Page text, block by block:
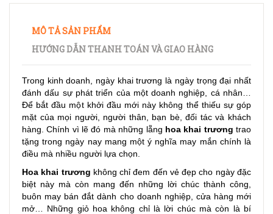
MÔ TẢ SẢN PHẨM
HƯỚNG DẪN THANH TOÁN VÀ GIAO HÀNG
Trong kinh doanh, ngày khai trương là ngày trọng đại nhất
đánh dấu sự phát triển của một doanh nghiệp, cá nhân…
Để bắt đầu một khởi đầu mới này không thể thiếu sự góp
mặt của mọi người, người thân, bạn bè, đối tác và khách
hàng. Chính vì lẽ đó mà những lẵng hoa khai trương trao
tặng trong ngày nay mang một ý nghĩa may mắn chính là
điều mà nhiều người lựa chọn.
Hoa khai trương không chỉ đem đến vẻ đẹp cho ngày đặc
biệt này mà còn mang đến những lời chúc thành công,
buôn may bán đắt dành cho doanh nghiệp, cửa hàng mới
mở… Những giỏ hoa không chỉ là lời chúc mà còn là bí